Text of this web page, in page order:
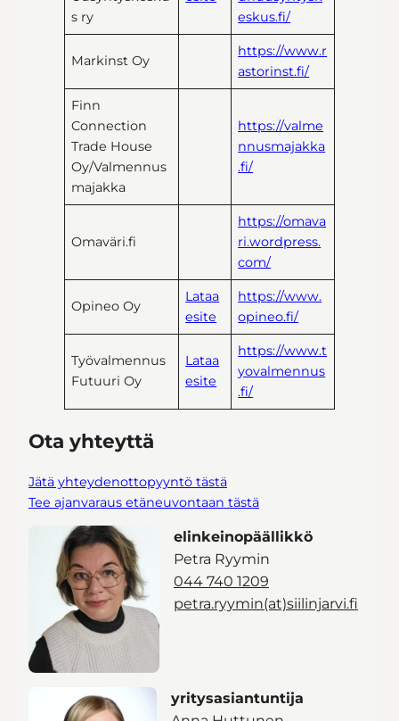
s ry
eskus.fi/
Markinst Oy
https://www.r
astorinst.fi/
Finn
Connection
Trade House
Oy/Valmennus
majakka
https://valme
nnusmajakka
.fi/
Omaväri.fi
https://omava
ri.wordpress.
com/
Opineo Oy
Lataa
esite
https://www.
opineo.fi/
Työvalmennus
Futuuri Oy
Lataa
esite
https://www.t
yovalmennus
.fi/
Ota yhteyttä
Jätä yhteydenottopyyntö tästä
Tee ajanvaraus etäneuvontaan tästä
elinkeinopäällikkö
Petra Ryymin
044 740 1209
petra.ryymin(at)siilinjarvi.fi
yritysasiantuntija